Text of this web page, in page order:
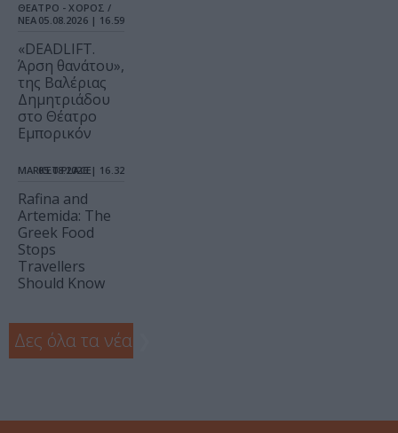
ΘΕΑΤΡΟ - ΧΟΡΟΣ /
ΝΕΑ 05.08.2026 | 16.59
«DEADLIFT.
Άρση θανάτου»,
της Βαλέριας
Δημητριάδου
στο Θέατρο
Εμπορικόν
MARKET PLACE
05.08.2026 | 16.32
Rafina and
Artemida: The
Greek Food
Stops
Travellers
Should Know
Δες όλα τα νέα